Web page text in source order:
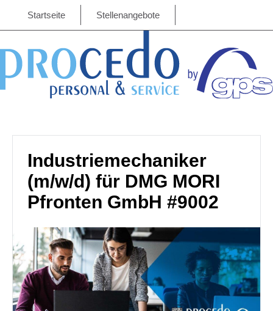
Startseite Stellenangebote
Industriemechaniker
(m/w/d) für DMG MORI
Pfronten GmbH #9002